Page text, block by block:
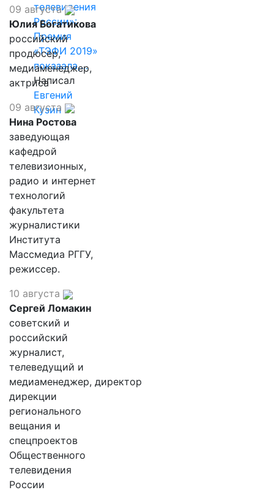
телевидения
России»:
Премия
«ТЭФИ 2019»
показала,…
Написал
Евгений
Кузин
09 августа
Юлия Богатикова
российский
продюсер,
медиаменеджер,
актриса
09 августа
Нина Ростова
заведующая
кафедрой
телевизионных,
радио и интернет
технологий
факультета
журналистики
Института
Массмедиа РГГУ,
режиссер.
10 августа
Сергей Ломакин
советский и
российский
журналист,
телеведущий и
медиаменеджер, директор
дирекции
регионального
вещания и
спецпроектов
Общественного
телевидения
России